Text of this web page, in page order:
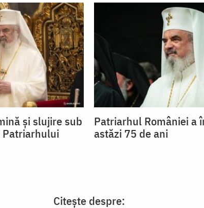
și slujire sub
Patriarhului
Patriarhul României a
astăzi 75 de ani
Citește despre: